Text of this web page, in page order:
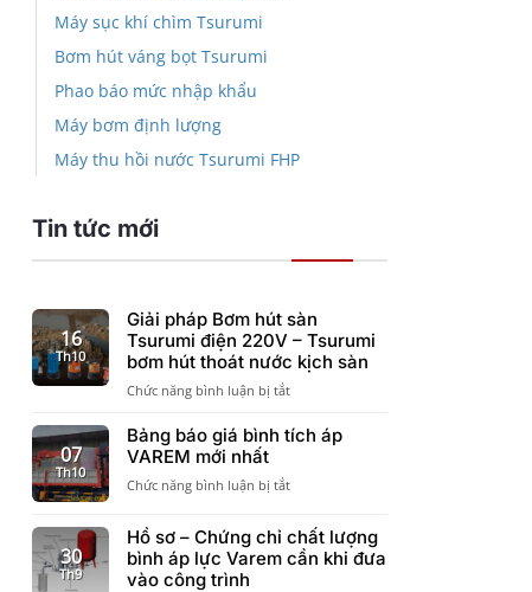
Máy sục khí chìm Tsurumi
Bơm hút váng bọt Tsurumi
Phao báo mức nhập khẩu
Máy bơm định lượng
Máy thu hồi nước Tsurumi FHP
Tin tức mới
16
Th10
Giải pháp Bơm hút sàn
Tsurumi điện 220V – Tsurumi
bơm hút thoát nước kịch sàn
Chức năng bình luận bị tắtở
pháp
Bơm
sàn
điện
220V
–
07
Th10
Bảng báo giá bình tích áp
VAREM mới nhất
Chức năng bình luận bị tắtở
giá
bình
30
Th9
Hồ sơ – Chứng chỉ chất lượng
bình áp lực Varem cần khi đưa
vào công trình